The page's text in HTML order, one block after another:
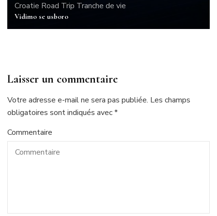
Croatie Road Trip Tranche de vie
Vidimo se usboro
Laisser un commentaire
Votre adresse e-mail ne sera pas publiée. Les champs
obligatoires sont indiqués avec*
Commentaire